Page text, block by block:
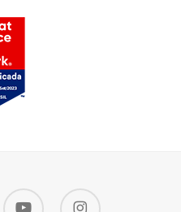
youtube instagram